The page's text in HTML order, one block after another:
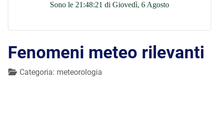
Sono le 21:48:22 di Giovedì, 6 Agosto
Fenomeni meteo rilevanti
Dettagli
Categoria: meteorologia